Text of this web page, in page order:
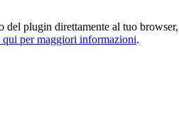
plugin direttamente al tuo
qui per maggiori informazioni.